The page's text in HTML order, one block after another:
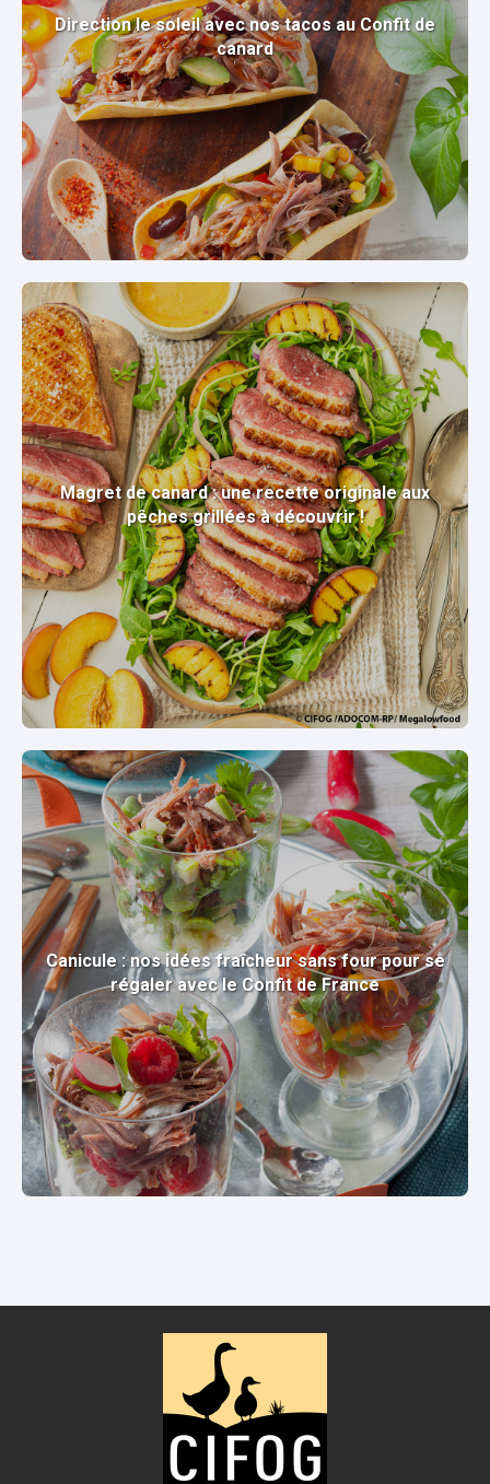
Direction le soleil avec nos tacos au Confit de
canard
Magret de canard : une recette originale aux
pêches grillées à découvrir !
Canicule : nos idées fraîcheur sans four pour se
régaler avec le Confit de France